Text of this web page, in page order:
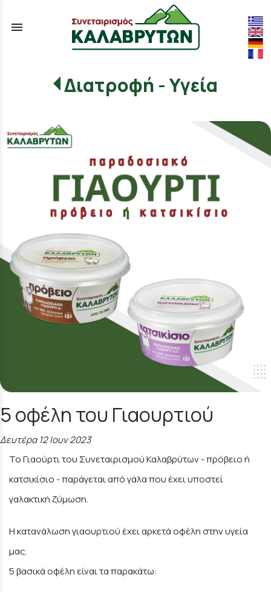
menu
Διατροφή - Υγεία
5 οφέλη του Γιαουρτιού
Δευτέρα 12 Ιουν 2023
Το Γιαούρτι του Συνεταιρισμού Καλαβρύτων - πρόβειο ή
κατσικίσιο - παράγεται από γάλα που έχει υποστεί
γαλακτική ζύμωση.
Η κατανάλωση γιαουρτιού έχει αρκετά οφέλη στην υγεία
μας.
5 βασικά οφέλη είναι τα παρακάτω: